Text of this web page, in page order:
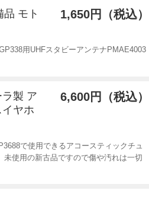
モト
1,650円（税込）
用UHFスタビーアンテナPMAE4003
製 ア
ヤホ
6,600円（税込）
で使用できるアコースティックチュ
使用の新古品ですので傷や汚れは一切